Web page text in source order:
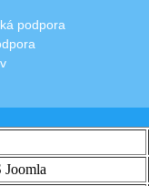
podpora
Joomla